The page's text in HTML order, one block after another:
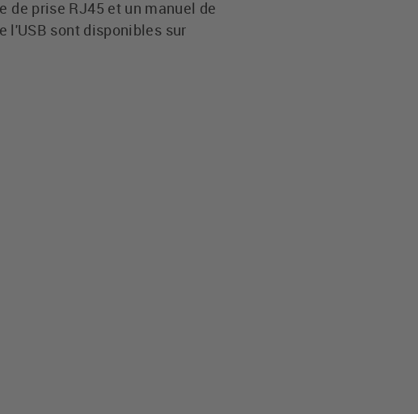
de prise RJ45 et un manuel de
l'USB sont disponibles sur